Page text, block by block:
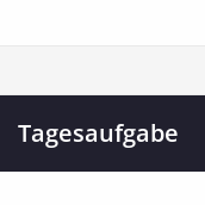
Tagesaufgabe